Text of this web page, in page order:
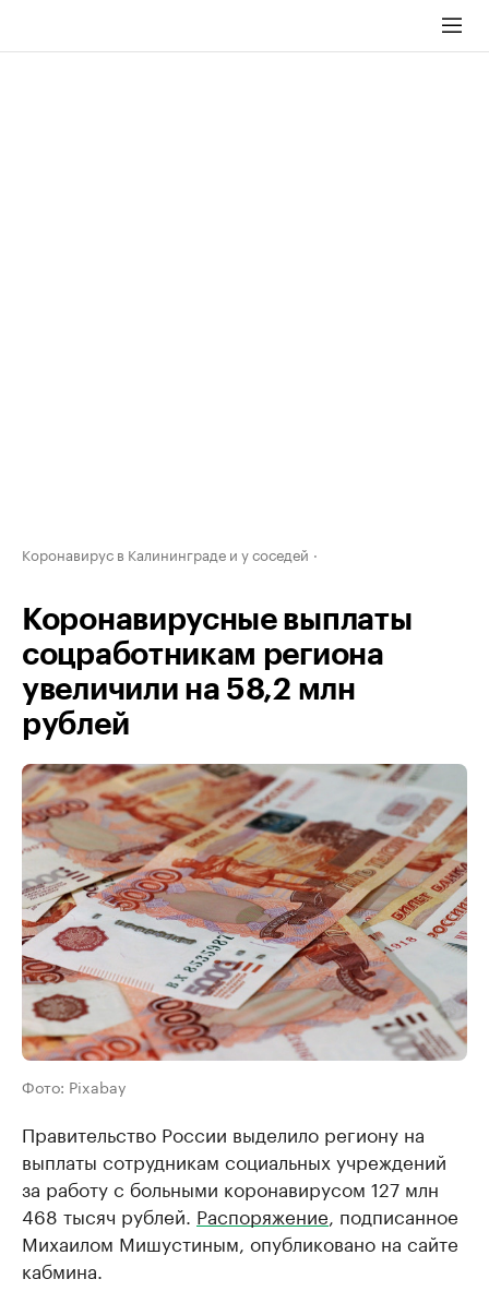
Коронавирус в Калининграде и у соседей
Коронавирусные выплаты
соцработникам региона
увеличили на 58,2 млн
рублей
Фото: Pixabay
Правительство России выделило региону на
выплаты сотрудникам социальных учреждений
за работу с больными коронавирусом 127 млн
468 тысяч рублей. Распоряжение , подписанное
Михаилом Мишустиным, опубликовано на сайте
кабмина.